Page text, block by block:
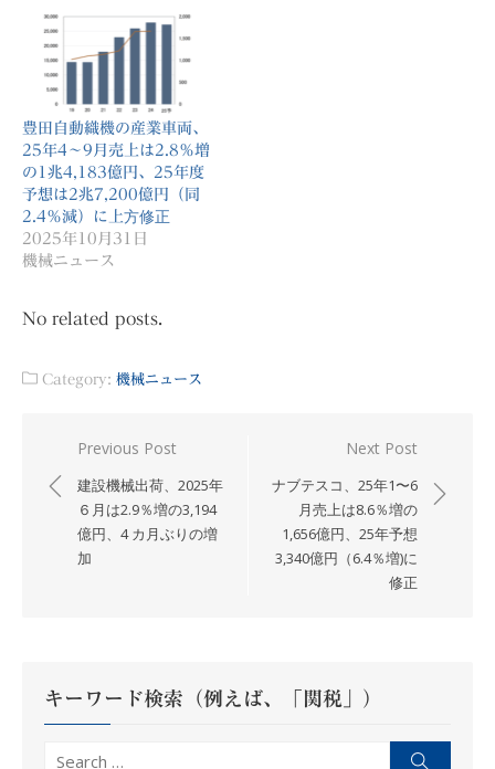
豊田自動織機の産業車両、
25年4〜9月売上は2.8％増
の1兆4,183億円、25年度
予想は2兆7,200億円（同
2.4％減）に上方修正
2025年10月31日
機械ニュース
No related posts.
Category: 機械ニュース
稿
ン
Previous Post
建設機械出荷、2025年
６月は2.9％増の3,194
億円、4 カ月ぶりの増
加
Next Post
ナブテスコ、25年1〜6
月売上は8.6％増の
1,656億円、25年予想
3,340億円（6.4％増)に
修正
キーワード検索（例えば、「関税」）
Search